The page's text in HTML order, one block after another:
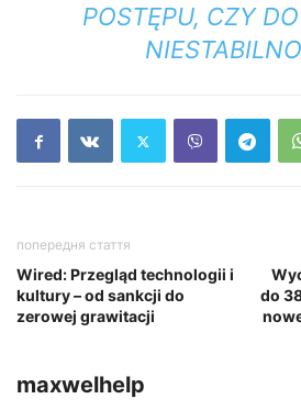
POSTĘPU, CZY
попередня стаття
Wired: Przegląd technologii i
kultury – od sankcji do
zerowej grawitacji
do
maxwelhelp